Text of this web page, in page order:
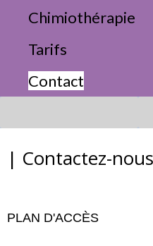
Chimiothérapie
Tarifs
Contact
Accueil
| Contactez-nous
PLAN D'ACCÈS